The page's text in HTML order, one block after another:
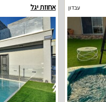
עבדון אחוזת יגל